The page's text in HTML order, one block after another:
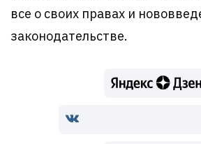
все о своих правах и
законодательстве.